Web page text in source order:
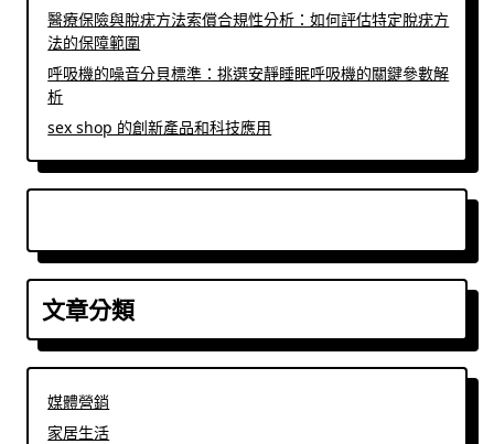
醫療保險與脫疣方法索償合規性分析：如何評估特定脫疣方
法的保障範圍
呼吸機的噪音分貝標準：挑選安靜睡眠呼吸機的關鍵參數解
析
sex shop 的創新產品和科技應用
文章分類
媒體營銷
家居生活